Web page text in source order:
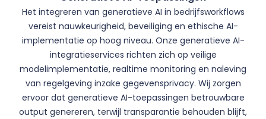
Het integreren van generatieve AI in bedrijfsworkflows
vereist nauwkeurigheid, beveiliging en ethische AI-
implementatie op hoog niveau. Onze generatieve AI-
integratieservices richten zich op veilige
modelimplementatie, realtime monitoring en naleving
van regelgeving inzake gegevensprivacy. Wij zorgen
ervoor dat generatieve AI-toepassingen betrouwbare
output genereren, terwijl transparantie behouden blijft,